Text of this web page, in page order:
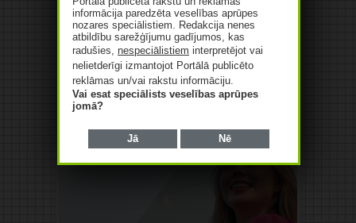
informācija paredzēta veselības aprūpes
nozares speciālistiem. Redakcija nenes
atbildību sarežģījumu gadījumos, kas
radušies, nespeciālistiem interpretējot vai
nelietderīgi izmantojot Portālā publicēto
reklāmas un/vai rakstu informāciju.
Vai esat speciālists veselības aprūpes
jomā?
Jā Nē